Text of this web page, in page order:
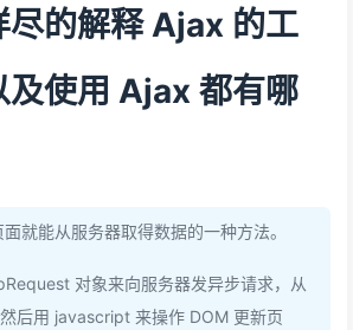
尽的解释 Ajax 的工
及使用 Ajax 都有哪
就能从服务器取得数据的一种方法。
对象来向服务器发异步请求，从
后用 javascript 来操作 DOM 更新页